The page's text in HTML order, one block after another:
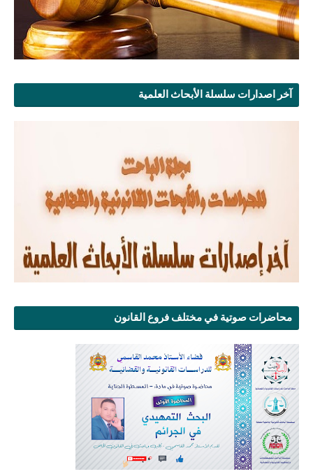
آخر اصدارات سلسلة الأبحاث العلمية
محاضرات صوتية في مختلف فروع القانون